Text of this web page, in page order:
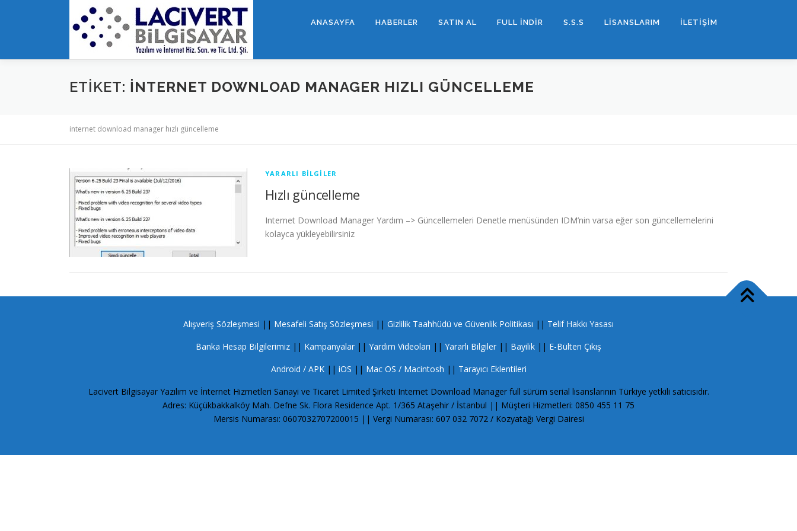
ANASAYFA HABERLER SATIN AL FULL İNDİR S.S.S LİSANSLARIM İLETİŞİM
ETIKET: INTERNET DOWNLOAD MANAGER HIZLI GÜNCELLEME
internet download manager hızlı güncelleme
YARARLI BILGILER
Hızlı güncelleme
Internet Download Manager Yardım –> Güncellemeleri Denetle menüsünden IDM’nin varsa eğer son güncellemelerini
kolayca yükleyebilirsiniz
Alışveriş Sözleşmesi || Mesafeli Satış Sözleşmesi || Gizlilik Taahhüdü ve Güvenlik Politikası || Telif Hakkı Yasası
Banka Hesap Bilgilerimiz || Kampanyalar || Yardım Videoları || Yararlı Bilgiler || Bayilik || E-Bülten Çıkış
Android / APK|| iOS || Mac OS / Macintosh || Tarayıcı Eklentileri
Lacivert Bilgisayar Yazılım ve İnternet Hizmetleri Sanayi ve Ticaret Limited Şirketi Internet Download Manager full sürüm serial lisanslarının Türkiye yetkili satıcısıdır.
Adres: Küçükbakkalköy Mah. Defne Sk. Flora Residence Apt. 1/365 Ataşehir / İstanbul || Müşteri Hizmetleri: 0850 455 11 75
Mersis Numarası: 0607032707200015 || Vergi Numarası: 607 032 7072 / Kozyatağı Vergi Dairesi